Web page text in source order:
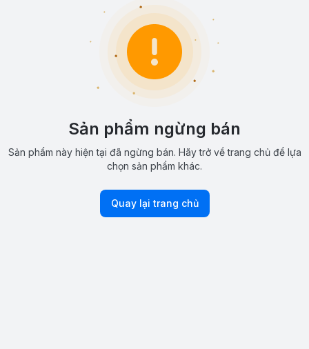
Sản phẩm ngừng bán
Sản phẩm này hiện tại đã ngừng bán. Hãy trở về trang chủ để lựa
chọn sản phẩm khác.
Quay lại trang chủ